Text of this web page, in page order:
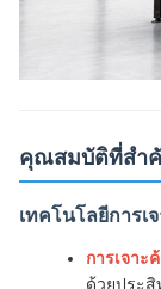
คุณสมบัติที่สำ
เทคโนโลยีการ
การเจาะ
ด้วยประสิ